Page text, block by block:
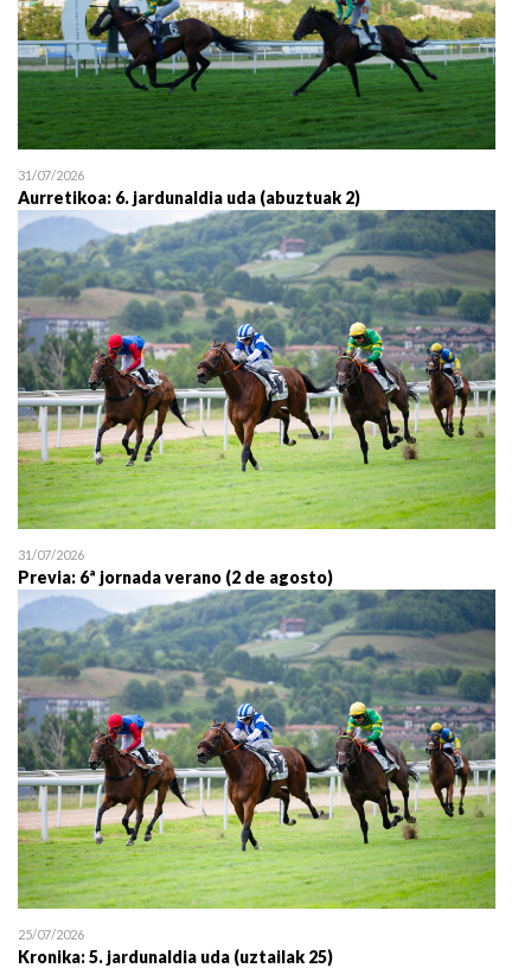
31/07/2026
Aurretikoa: 6. jardunaldia uda (abuztuak 2)
31/07/2026
Previa: 6ª jornada verano (2 de agosto)
25/07/2026
Kronika: 5. jardunaldia uda (uztailak 25)